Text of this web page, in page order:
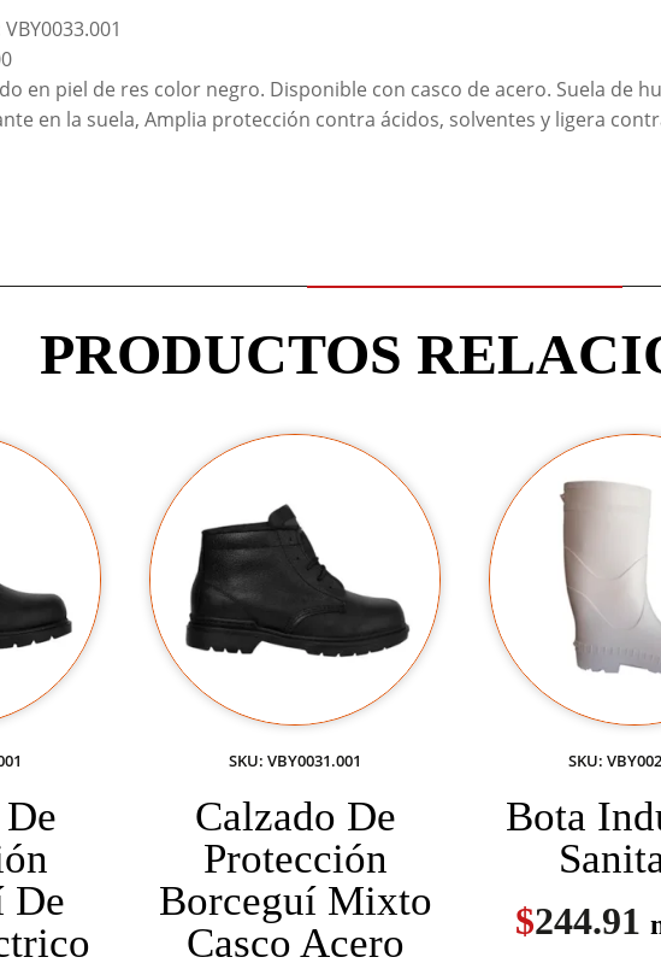
VBY0033.001
en piel de res color negro. Disponible con casco de acero. Suela de
en la suela, Amplia protección contra ácidos, solventes y ligera
PRODUCTOS
De
SKU: VBY0031.001
Calzado De
Protección
Borceguí Mixto
Casco Acero
SKU:
Bota
$244.91